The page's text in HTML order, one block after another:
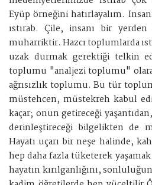
Eyüp örneğini hatırlayalım.
ıstırab. Çile, insanı bir
muharriktir. Hazcı toplumlarda
uzak durmak gerektiği telkin
toplumu "analjezi toplumu"
ağrısızlık toplumu. Bu tür
müstehcen, müstekreh kabul
kaçar; onun getireceği
derinleştireceği bilgelikten de
Hayatı uçarı bir neşe halinde,
hep daha fazla tüketerek
hayatın kırılganlığını,